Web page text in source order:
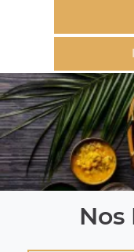
Nos